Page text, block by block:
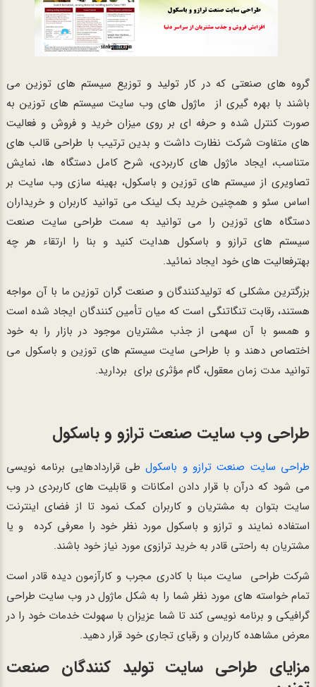
گروه های صنعتی که در کار تولید و توزیع سیستم های توزین می
باشند با بهره گیری از ماژول های وب سایت سیستم های توزین به
صورت کنترل شده و حرفه ای بر روی میزان خرید و فروش و فعالیت
های متفاوت شرکت نظارت داشت و بدین ترتیب با طراحی قالب های
متناسب، ایجاد ماژول های کاربردی، شرح کامل دستگاه ها، نمایش
تصاویری از سیستم های توزین و باسکول، بهینه سازی وب سایت بر
اساس سئو و همچنین خرید بک لینک می توانید کاربران و خریداران
دستگاه های توزین را می توانید به سمت طراحی سایت صنعت
سیستم های ترازو و باسکول هدایت کنید و بنا را ارتقاء هر چه
بهترفعالیت های خود ایجاد نمائید.
بزرگترین مشکلی که تولیدکنندگان و صنعت گران توزین ما با آن مواجه
هستند، رقابت تنگاتنگی است که میان تأمین کنندگان ایجاد شده است
و همسو با آن سهمی از جذب مشتریان موجود در بازار را به خود
اختصاص دهند و با طراحی سایت سیستم های توزین و باسکول می
توانید مدت زمان معقول، گام مؤثری برای بردارید.
طراحی وب سایت صنعت ترازو و باسکول
طراحی سایت صنعت ترازو و باسکولطی قراردادهایی برنامه نویسی
می شود که درآن با قرار دادن امکانات و قابلیت های کاربردی در وب
سایت بتوان به مشتریان و کاربران کمک نمود تا از فضای اینترنت
استفاده نمایند و ترازو و باسکول مورد نظر خود را معرفی کرده و یا
مشتریان به راحتی قادر به خرید ترازوی مورد نیاز خود باشند.
شرکت طراحی سایت مبنا با کادری مجرب و کارآزمون دیده قادر است
تمام خواسته های مورد نظر شما را به شکل ماژول در وب سایت طراحی
گرافیکی و برنامه نویسی کند تا شما عزیزان با سهولت خدمات خود را در
معرض مشاهده کاربران و رقبای تجاری خود قرار دهید.
مزایای طراحی سایت تولید کنندگان صنعت